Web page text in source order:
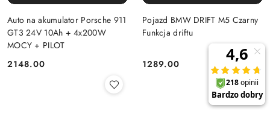
Auto na akumulator Porsche 911
GT3 24V 10Ah + 4x200W
MOCY + PILOT
Cena:
2148.00
Pojazd BMW DRIFT M5 Czarny
Funkcja driftu
Cena:
1289.00